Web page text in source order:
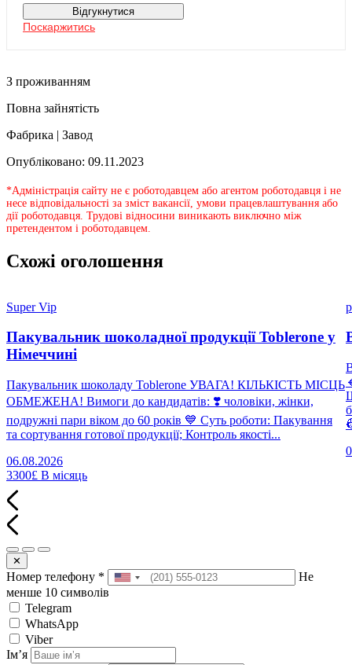
Відгукнутися
Поскаржитись
З проживанням
Повна зайнятість
Фабрика | Завод
Опубліковано: 09.11.2023
*Адміністрація сайту не є роботодавцем або агентом роботодавця і не
несе відповідальності за зміст вакансії, умови працевлаштування або
дії роботодавця. Трудові відносини виникають виключно між
претендентом і роботодавцем.
Схожі оголошення
Super Vip
Пакувальник шоколадної продукції Toblerone у
Німеччині
Пакувальник шоколаду Toblerone УВАГА! КІЛЬКІСТЬ МІСЦЬ
ОБМЕЖЕНА! Вимоги до кандидатів: ❣️ чоловіки, жінки,
подружні пари віком до 60 років 💙 Суть роботи: Пакування
та сортування готової продукції; Контроль якості...
06.08.2026
3300£ В місяць
✕
Номер телефону *
Не
менше 10 символів
Telegram
WhatsApp
Viber
Імʼя